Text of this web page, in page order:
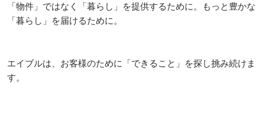
「物件」ではなく「暮らし」を提供するために。もっと豊かな
「暮らし」を届けるために。
エイブルは、お客様のために「できること」を探し挑み続けま
す。